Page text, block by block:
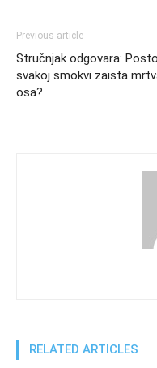
Previous article
Stručnjak odgovara:
svakoj smokvi zaista
osa?
RELATED ARTICLES